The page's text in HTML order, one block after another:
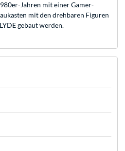
Jahren mit einer Gamer-
mit den drehbaren Figuren
gebaut werden.